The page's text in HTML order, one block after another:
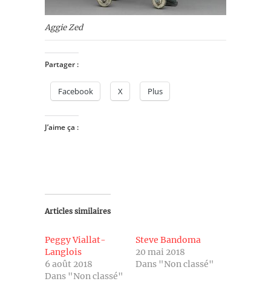
Aggie Zed
Partager :
Facebook X Plus
J’aime ça :
Articles similaires
Peggy Viallat-
Langlois
6 août 2018
Dans "Non classé"
Steve Bandoma
20 mai 2018
Dans "Non classé"